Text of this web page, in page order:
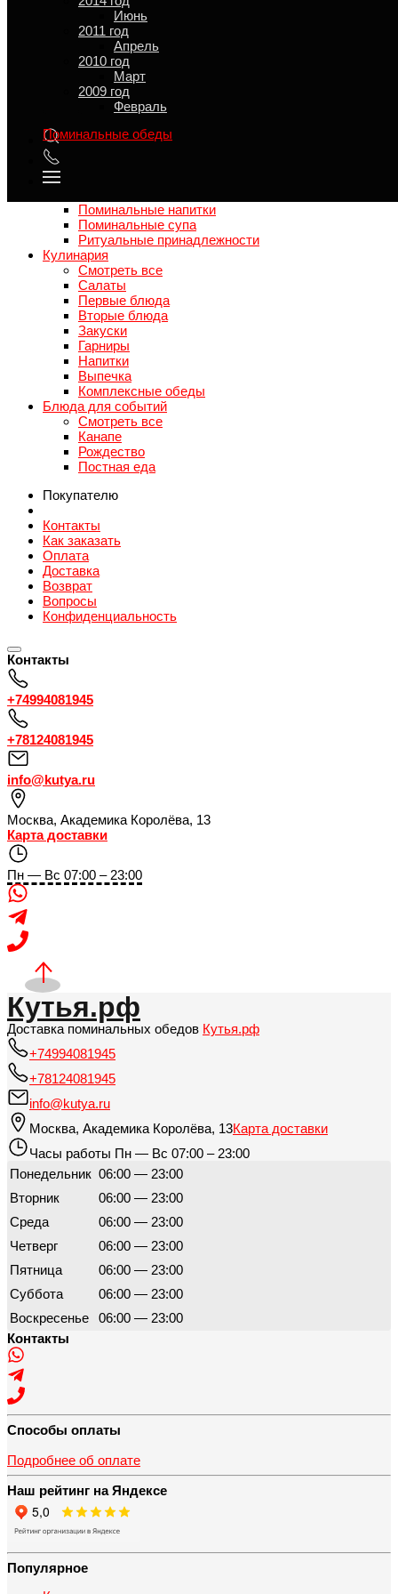
Июнь
2011 год
Апрель
2010 год
Март
2009 год
Февраль
о крепких напитках.
часов до мероприятия.)
Поминальная кухня посмотреть меню, заказать доставку.
Меню доставки
Поминальные обеды
Поминальные напитки
Поминальные супа
Ритуальные принадлежности
Кулинария
Смотреть все
Салаты
Первые блюда
Вторые блюда
Закуски
Гарниры
Напитки
Выпечка
Комплексные обеды
Блюда для событий
Смотреть все
Канапе
Рождество
Постная еда
Покупателю
Контакты
Как заказать
Оплата
Доставка
Возврат
Вопросы
Конфиденциальность
Контакты
+74994081945
+78124081945
info@kutya.ru
Москва, Академика Королёва, 13
Карта доставки
Пн — Вс 07:00 – 23:00
Кутья.рф
Доставка поминальных обедов Кутья.рф
+74994081945
+78124081945
info@kutya.ru
Москва, Академика Королёва, 13Карта доставки
Часы работы Пн — Вс 07:00 – 23:00
Понедельник 06:00 — 23:00
Вторник
06:00 — 23:00
Среда
06:00 — 23:00
Четверг
06:00 — 23:00
Пятница
06:00 — 23:00
Суббота
06:00 — 23:00
Воскресенье
06:00 — 23:00
Контакты
Способы оплаты
Подробнее об оплате
Наш рейтинг на Яндексе
Популярное